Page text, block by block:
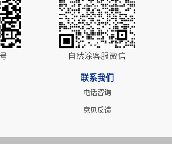
联系我们
电话咨询
意见反馈